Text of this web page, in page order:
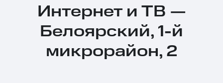
Интернет и ТВ —
Белоярский, 1-й
микрорайон, 2